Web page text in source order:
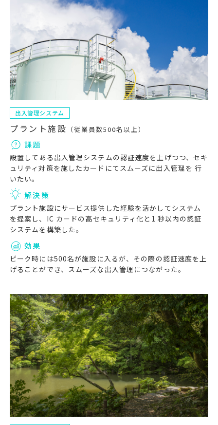
出入管理システム
プラント施設 （従業員数500名以上）
課題
設置してある出入管理システムの認証速度を上げつつ、セキ
ュリティ対策を施したカードにてスムーズに出入管理を 行
いたい。
解決策
プラント施設にサービス提供した経験を活かしてシステム
を提案し、IC カードの高セキュリティ化と1 秒以内の認証
システムを構築した。
効果
ピーク時には500名が施設に入るが、その際の認証速度を上
げることができ、スムーズな出入管理につながった。